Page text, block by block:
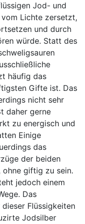
Jod- und
Lichte zersetzt,
und durch
würde. Statt des
häufig das
Gifte ist. Das
nicht sehr
daher gerne
zu energisch und
Einige
das
der beiden
giftig zu sein.
jedoch einem
Das
Flüssigkeiten
Jodsilber